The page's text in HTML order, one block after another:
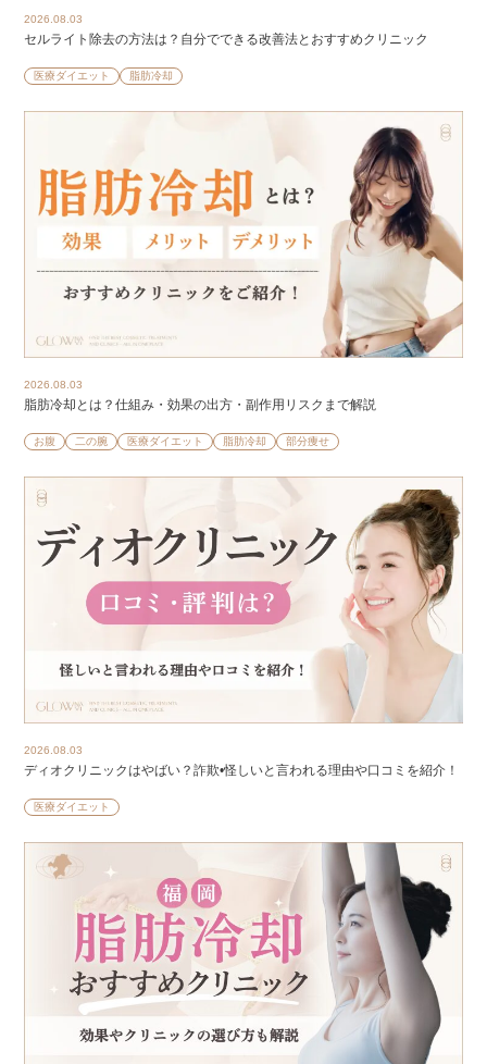
2026.08.03
セルライト除去の方法は？自分でできる改善法とおすすめクリニック
医療ダイエット 脂肪冷却
2026.08.03
脂肪冷却とは？仕組み・効果の出方・副作用リスクまで解説
お腹 二の腕 医療ダイエット 脂肪冷却 部分痩せ
2026.08.03
ディオクリニックはやばい？詐欺•怪しいと言われる理由や口コミを紹介！
医療ダイエット